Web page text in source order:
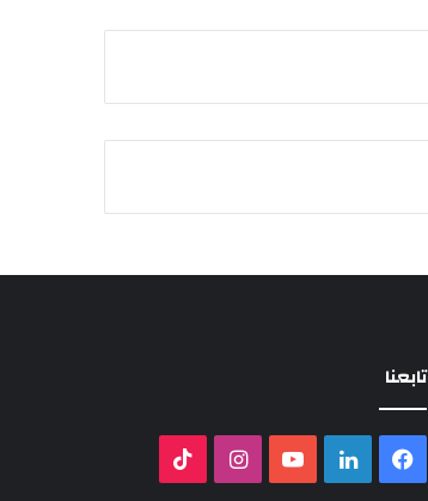
تابعنا
فيسبوك لينكدإن ‫YouTubeانستقرام